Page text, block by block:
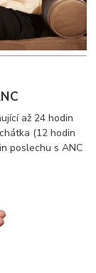
až 24 hodin
(12 hodin
poslechu s ANC